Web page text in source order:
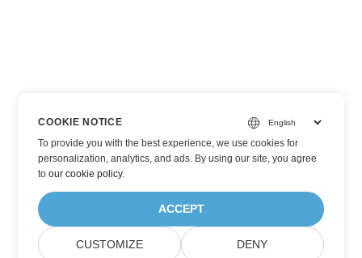
COOKIE NOTICE
To provide you with the best experience, we use cookies for
personalization, analytics, and ads. By using our site, you agree
toour cookie policy.
ACCEPT
CUSTOMIZE DENY